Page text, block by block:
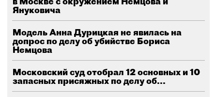
Януковича
Модель Анна Дурицкая не явилась на
допрос по делу об убийстве Бориса
Немцова
Московский суд отобрал 12 основных и 10
запасных присяжных по делу об...